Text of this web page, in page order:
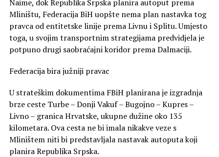
Naime, dok Republika Srpska planira autoput prema
Mliništu, Federacija BiH uopšte nema plan nastavka tog
pravca od entitetske linije prema Livnu i Splitu. Umjesto
toga, u svojim transportnim strategijama predvidjela je
potpuno drugi saobraćajni koridor prema Dalmaciji.
Federacija bira južniji pravac
U strateškim dokumentima FBiH planirana je izgradnja
brze ceste Turbe – Donji Vakuf – Bugojno – Kupres –
Livno – granica Hrvatske, ukupne dužine oko 135
kilometara. Ova cesta ne bi imala nikakve veze s
Mliništem niti bi predstavljala nastavak autoputa koji
planira Republika Srpska.